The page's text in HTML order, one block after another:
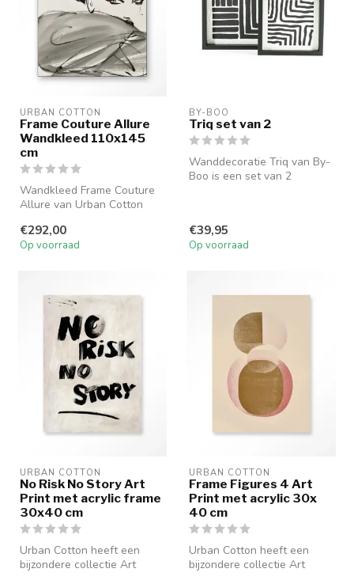
URBAN COTTON
Frame Couture Allure
Wandkleed 110x145
cm
Wandkleed Frame Couture
Allure van Urban Cotton
stijlvolle e...
€292,00
Op voorraad
BY-BOO
Triq set van 2
Wanddecoratie Triq van By-
Boo is een set van 2
€39,95
Op voorraad
URBAN COTTON
No Risk No Story Art
Print met acrylic frame
30x40 cm
Urban Cotton heeft een
bijzondere collectie Art
URBAN COTTON
Frame Figures 4 Art
Print met acrylic 30x
40 cm
Urban Cotton heeft een
bijzondere collectie Art